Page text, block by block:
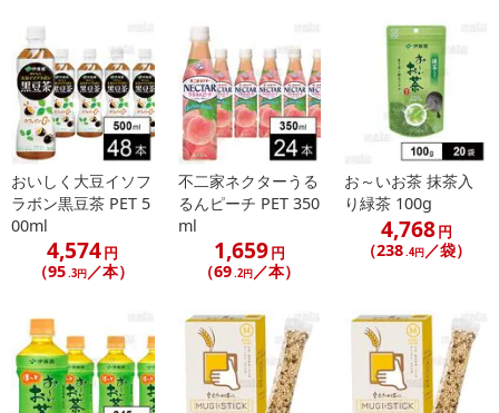
おいしく大豆イソフ
ラボン黒豆茶 PET 5
00ml
4,574円
（95.3円／本）
不二家ネクターうる
るんピーチ PET 350
ml
1,659円
（69.2円／本）
お～いお茶 抹茶入
り緑茶 100g
4,768円
（238.4円／袋）